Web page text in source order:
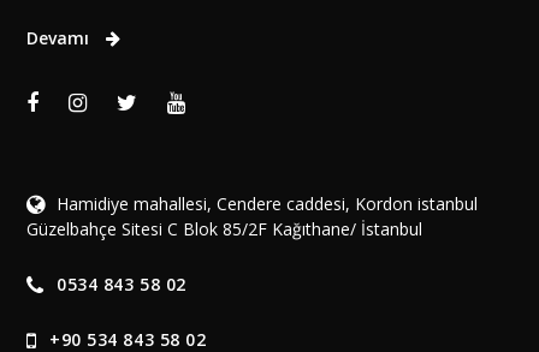
Devamı
Hamidiye mahallesi, Cendere caddesi, Kordon istanbul
Güzelbahçe Sitesi C Blok 85/2F Kağıthane/ İstanbul
0534 843 58 02
+90 534 843 58 02